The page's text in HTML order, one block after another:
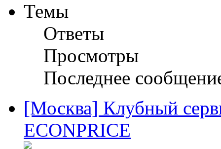
Темы
Ответы
Просмотры
Последнее
[Москва] Клубный
ECONPRICE